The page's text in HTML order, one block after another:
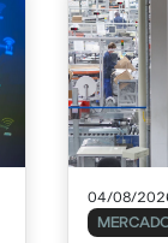
04/08/